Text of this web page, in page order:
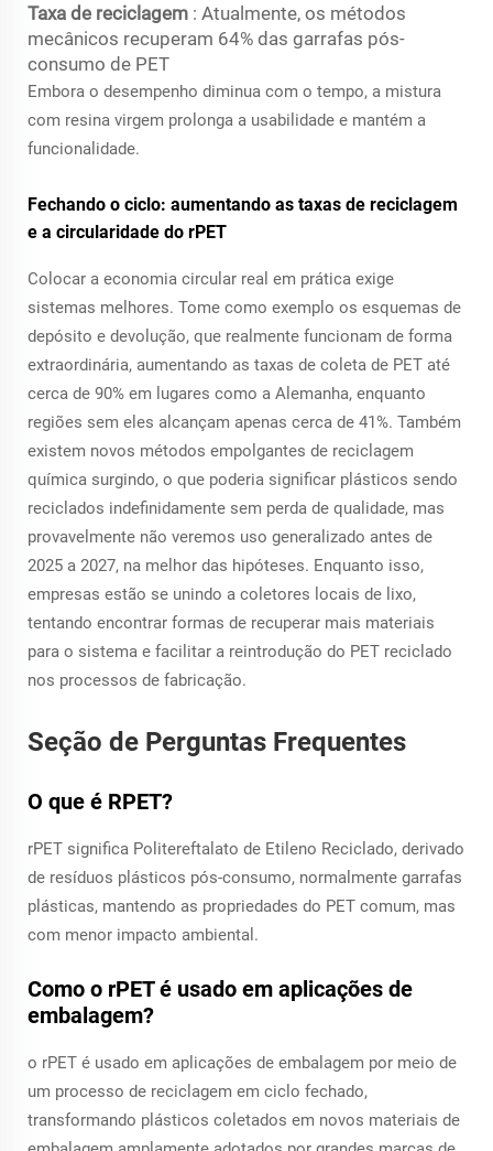
Taxa de reciclagem : Atualmente, os métodos
mecânicos recuperam 64% das garrafas pós-
consumo de PET
Embora o desempenho diminua com o tempo, a mistura
com resina virgem prolonga a usabilidade e mantém a
funcionalidade.
Fechando o ciclo: aumentando as taxas de reciclagem
e a circularidade do rPET
Colocar a economia circular real em prática exige
sistemas melhores. Tome como exemplo os esquemas de
depósito e devolução, que realmente funcionam de forma
extraordinária, aumentando as taxas de coleta de PET até
cerca de 90% em lugares como a Alemanha, enquanto
regiões sem eles alcançam apenas cerca de 41%. Também
existem novos métodos empolgantes de reciclagem
química surgindo, o que poderia significar plásticos sendo
reciclados indefinidamente sem perda de qualidade, mas
provavelmente não veremos uso generalizado antes de
2025 a 2027, na melhor das hipóteses. Enquanto isso,
empresas estão se unindo a coletores locais de lixo,
tentando encontrar formas de recuperar mais materiais
para o sistema e facilitar a reintrodução do PET reciclado
nos processos de fabricação.
Seção de Perguntas Frequentes
O que é RPET?
rPET significa Politereftalato de Etileno Reciclado, derivado
de resíduos plásticos pós-consumo, normalmente garrafas
plásticas, mantendo as propriedades do PET comum, mas
com menor impacto ambiental.
Como o rPET é usado em aplicações de
embalagem?
o rPET é usado em aplicações de embalagem por meio de
um processo de reciclagem em ciclo fechado,
transformando plásticos coletados em novos materiais de